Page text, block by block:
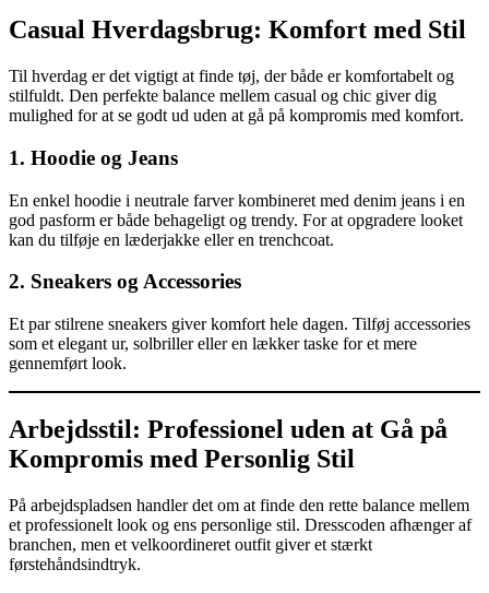
Casual Hverdagsbrug: Komfort med Stil
Til hverdag er det vigtigt at finde tøj, der både er komfortabelt og
stilfuldt. Den perfekte balance mellem casual og chic giver dig
mulighed for at se godt ud uden at gå på kompromis med komfort.
1. Hoodie og Jeans
En enkel hoodie i neutrale farver kombineret med denim jeans i en
god pasform er både behageligt og trendy. For at opgradere looket
kan du tilføje en læderjakke eller en trenchcoat.
2. Sneakers og Accessories
Et par stilrene sneakers giver komfort hele dagen. Tilføj accessories
som et elegant ur, solbriller eller en lækker taske for et mere
gennemført look.
Arbejdsstil: Professionel uden at Gå på
Kompromis med Personlig Stil
På arbejdspladsen handler det om at finde den rette balance mellem
et professionelt look og ens personlige stil. Dresscoden afhænger af
branchen, men et velkoordineret outfit giver et stærkt
førstehåndsindtryk.